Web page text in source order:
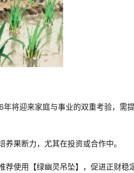
将迎来家庭与事业的双重考验，需
果断力，尤其在投资或合作中。
荐使用【绿幽灵吊坠】，促进正财稳